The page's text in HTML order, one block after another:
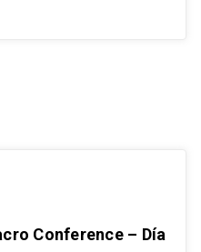
Conference – Día